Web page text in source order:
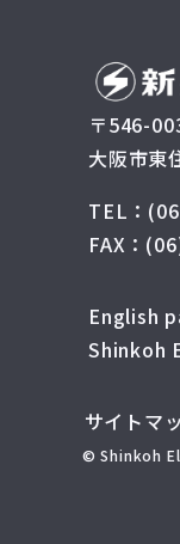
〒546-
大阪市東
TEL：
FAX：
English
Shinkoh
サイトマ
© Shinkoh